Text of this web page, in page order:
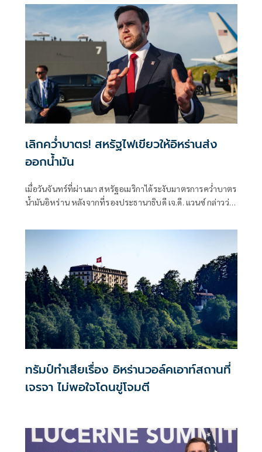
เลิกคว่ำบาตร! สหรัฐไฟเขียวให้อิหร่านส่ง
ออกน้ำมัน
เมื่อวันจันทร์ที่ผ่านมา สหรัฐอเมริกาได้ระงับมาตรการคว่ำบาตร
น้ำมันอิหร่าน หลังจากที่รองประธานาธิบดี เจ.ดี. แวนซ์ กล่าวว่า
สหประชาชาติกลับเข้าประเทศได้
ทรัมป์ทำเสียเรื่อง อิหร่านวอล์คเอาท์สถานที่
เจรจา ไม่พอใจโดนขู่โจมตี